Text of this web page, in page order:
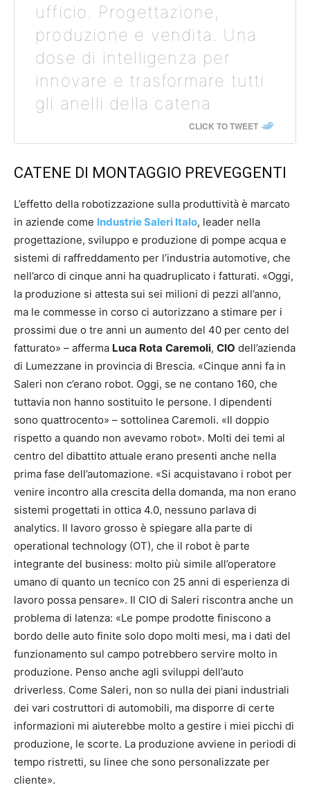
ufficio. Progettazione,
produzione e vendita. Una
dose di intelligenza per
innovare e trasformare tutti
gli anelli della catena
CLICK TO TWEET
CATENE DI MONTAGGIO PREVEGGENTI
L’effetto della robotizzazione sulla produttività è marcato
in aziende come Industrie Saleri Italo, leader nella
progettazione, sviluppo e produzione di pompe acqua e
sistemi di raffreddamento per l’industria automotive, che
nell’arco di cinque anni ha quadruplicato i fatturati. «Oggi,
la produzione si attesta sui sei milioni di pezzi all’anno,
ma le commesse in corso ci autorizzano a stimare per i
prossimi due o tre anni un aumento del 40 per cento del
fatturato» – afferma Luca Rota Caremoli, CIO dell’azienda
di Lumezzane in provincia di Brescia. «Cinque anni fa in
Saleri non c’erano robot. Oggi, se ne contano 160, che
tuttavia non hanno sostituito le persone. I dipendenti
sono quattrocento» – sottolinea Caremoli. «Il doppio
rispetto a quando non avevamo robot». Molti dei temi al
centro del dibattito attuale erano presenti anche nella
prima fase dell’automazione. «Si acquistavano i robot per
venire incontro alla crescita della domanda, ma non erano
sistemi progettati in ottica 4.0, nessuno parlava di
analytics. Il lavoro grosso è spiegare alla parte di
operational technology (OT), che il robot è parte
integrante del business: molto più simile all’operatore
umano di quanto un tecnico con 25 anni di esperienza di
lavoro possa pensare». Il CIO di Saleri riscontra anche un
problema di latenza: «Le pompe prodotte finiscono a
bordo delle auto finite solo dopo molti mesi, ma i dati del
funzionamento sul campo potrebbero servire molto in
produzione. Penso anche agli sviluppi dell’auto
driverless. Come Saleri, non so nulla dei piani industriali
dei vari costruttori di automobili, ma disporre di certe
informazioni mi aiuterebbe molto a gestire i miei picchi di
produzione, le scorte. La produzione avviene in periodi di
tempo ristretti, su linee che sono personalizzate per
cliente».